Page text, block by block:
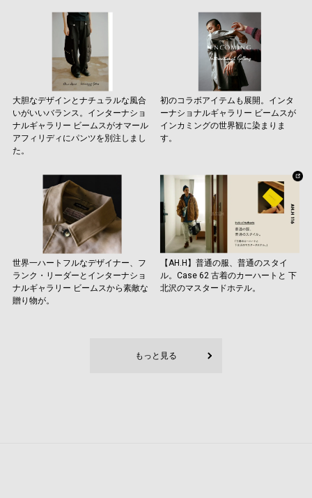
大胆なデザインとナチュラルな風合
いがいいバランス。インターナショ
ナルギャラリー ビームスがオマール
アフィリディにパンツを別注しまし
た。
初のコラボアイテムも展開。インタ
ーナショナルギャラリー ビームスが
インカミングの世界観に染まりま
す。
世界一ハートフルなデザイナー、フ
ランク・リーダーとインターナショ
ナルギャラリー ビームスから素敵な
贈り物が。
【AH.H】普通の服、普通のスタイ
ル。Case 62 古着のカーハートと 下
北沢のマスタードホテル。
もっと見る